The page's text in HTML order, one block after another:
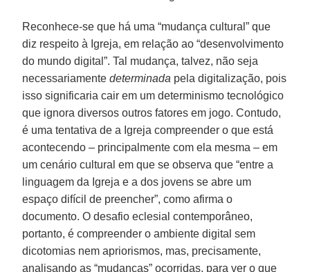
Reconhece-se que há uma “mudança cultural” que
diz respeito à Igreja, em relação ao “desenvolvimento
do mundo digital”. Tal mudança, talvez, não seja
necessariamentedeterminada pela digitalização, pois
isso significaria cair em um determinismo tecnológico
que ignora diversos outros fatores em jogo. Contudo,
é uma tentativa de a Igreja compreender o que está
acontecendo – principalmente com ela mesma – em
um cenário cultural em que se observa que “entre a
linguagem da Igreja e a dos jovens se abre um
espaço difícil de preencher”, como afirma o
documento. O desafio eclesial contemporâneo,
portanto, é compreender o ambiente digital sem
dicotomias nem apriorismos, mas, precisamente,
analisando as “mudanças” ocorridas, para ver o que